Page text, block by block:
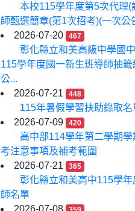
本校115學年度第5次代理(
師甄選簡章(第1次招考)(一次公
2026-07-20
467
彰化縣立和美高級中學國
115學年度國一新生班導師抽籤
公...
2026-07-21
448
115年暑假學習扶助錄取名
2026-07-09
420
高中部114學年第二學期學
考注意事項及補考範圍
2026-07-21
365
彰化縣立和美高中115學年
師名單
2026-07-08